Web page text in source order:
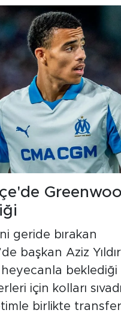
geride bırakan
başkan Aziz
beklediği
için kolları
birlikte transfer